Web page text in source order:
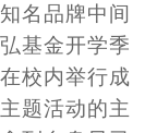
名品牌中间
基金开学季
校内举行成
题活动的主